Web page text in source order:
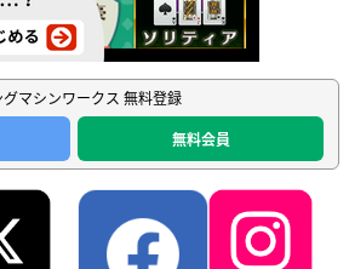
マシンワークス 無料登録
無料会員